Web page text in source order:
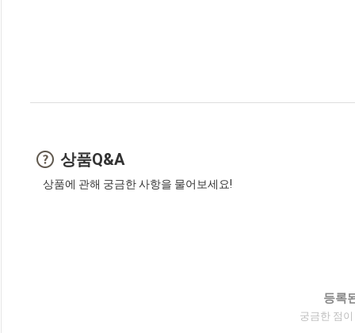
상품Q&A
상품에 관해 궁금한 사항을 물어보세요!
등록
궁금한 점